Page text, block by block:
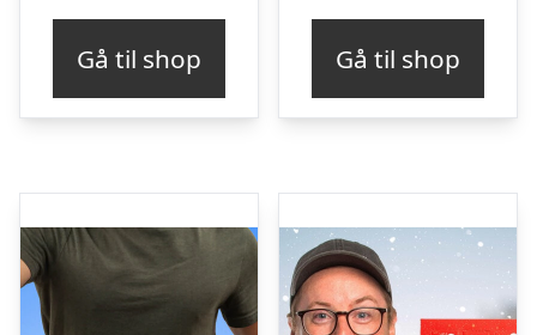
Gå til shop Gå til shop